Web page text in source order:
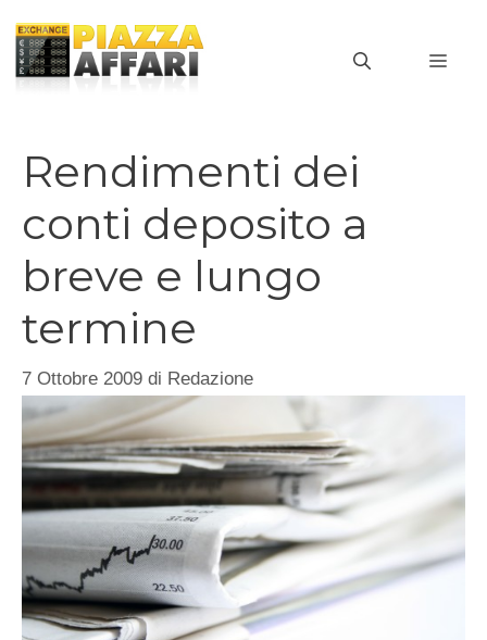
contenuto
Rendimenti dei
conti deposito a
breve e lungo
termine
7 Ottobre 2009 di Redazione